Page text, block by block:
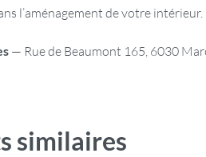
l’aménagement de votre intérieur.
— Rue de Beaumont 165, 6030
similaires